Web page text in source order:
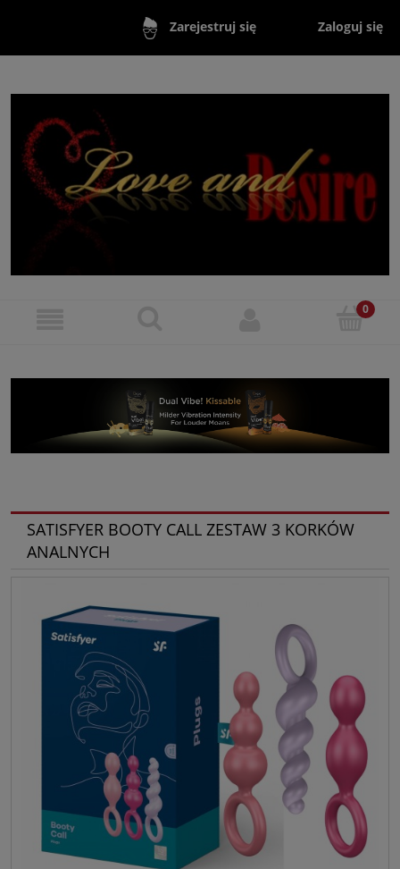
Zarejestruj się Zaloguj się
SATISFYER BOOTY CALL ZESTAW 3 KORKÓW
ANALNYCH